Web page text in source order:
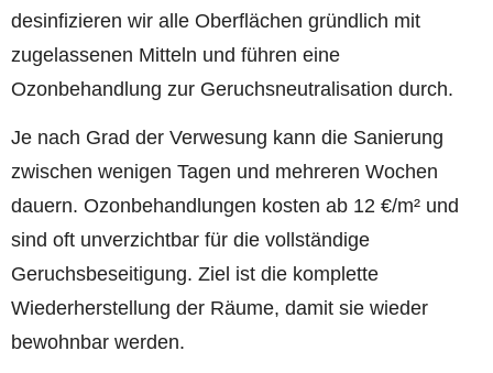
desinfizieren wir alle Oberflächen gründlich mit
zugelassenen Mitteln und führen eine
Ozonbehandlung zur Geruchsneutralisation durch.
Je nach Grad der Verwesung kann die Sanierung
zwischen wenigen Tagen und mehreren Wochen
dauern. Ozonbehandlungen kosten ab 12 €/m² und
sind oft unverzichtbar für die vollständige
Geruchsbeseitigung. Ziel ist die komplette
Wiederherstellung der Räume, damit sie wieder
bewohnbar werden.